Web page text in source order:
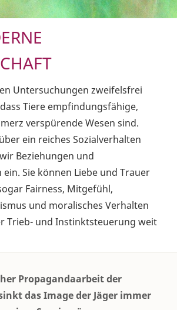
Untersuchungen zweifelsfrei
Tiere empfindungsfähige,
verspürende Wesen sind.
ein reiches Sozialverhalten
Beziehungen und
Sie können Liebe und Trauer
Fairness, Mitgefühl,
und moralisches Verhalten
Trieb- und Instinktsteuerung weit
Propagandaarbeit der
das Image der Jäger immer